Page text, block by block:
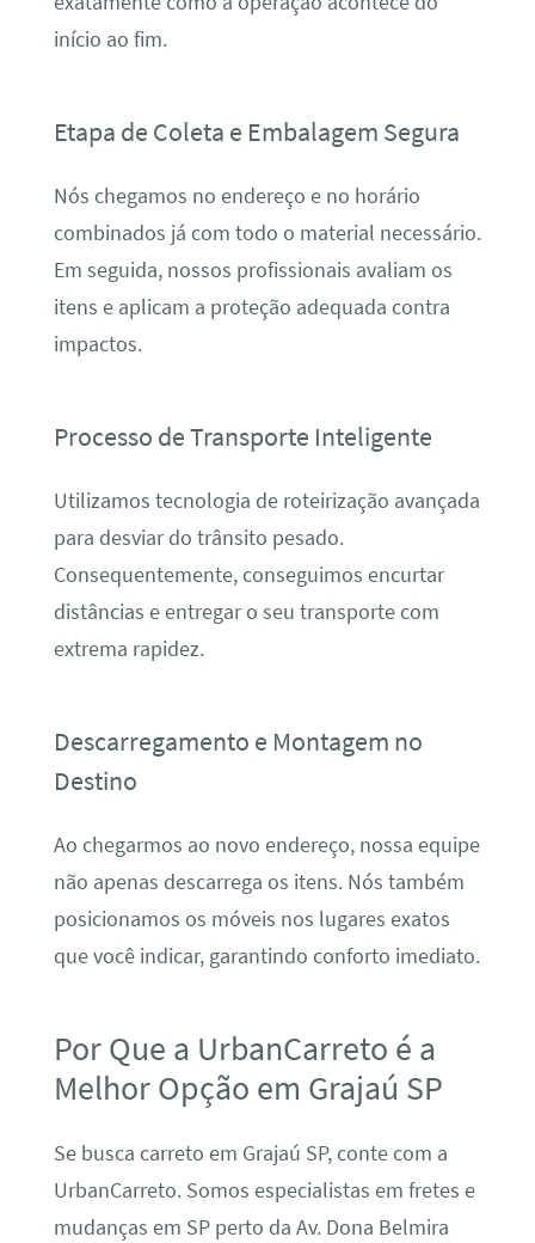
início ao fim.
Etapa de Coleta e Embalagem Segura
Nós chegamos no endereço e no horário
combinados já com todo o material necessário.
Em seguida, nossos profissionais avaliam os
itens e aplicam a proteção adequada contra
impactos.
Processo de Transporte Inteligente
Utilizamos tecnologia de roteirização avançada
para desviar do trânsito pesado.
Consequentemente, conseguimos encurtar
distâncias e entregar o seu transporte com
extrema rapidez.
Descarregamento e Montagem no
Destino
Ao chegarmos ao novo endereço, nossa equipe
não apenas descarrega os itens. Nós também
posicionamos os móveis nos lugares exatos
que você indicar, garantindo conforto imediato.
Por Que a UrbanCarreto é a
Melhor Opção em Grajaú SP
Se busca carreto em Grajaú SP, conte com a
UrbanCarreto. Somos especialistas em fretes e
mudanças em SP perto da Av. Dona Belmira